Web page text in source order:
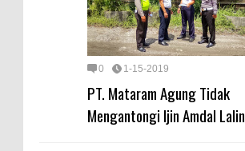
0 1-15-2019
PT. Mataram Agung Tidak
Mengantongi Ijin Amdal Lalin